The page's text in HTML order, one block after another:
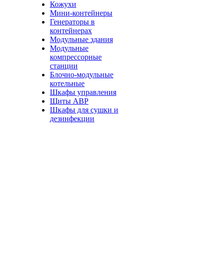
Кожухи
Мини-контейнеры
Генераторы в
контейнерах
Модульные здания
Модульные
компрессорные
станции
Блочно-модульные
котельные
Шкафы управления
Щиты АВР
Шкафы для сушки и
дезинфекции